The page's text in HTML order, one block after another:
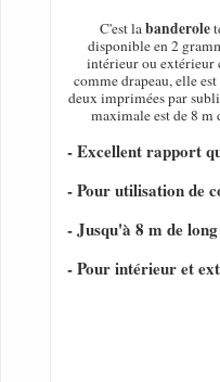
C'est labanderole
disponible en 2
intérieur ou extérieur
comme drapeau, elle
deux imprimées par
maximale est de 8 m
- Excellent rapport
- Pour utilisation de
- Jusqu'à 8 m de
- Pour intérieur et